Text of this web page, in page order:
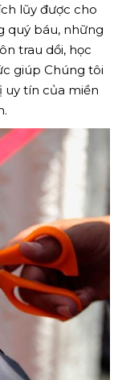
lũy được cho
quý báu, những
trau dồi, học
giúp Chúng tôi
tín của miền